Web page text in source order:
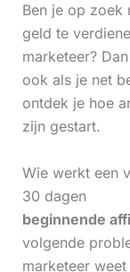
Ben je op zoek
geld te
marketeer?
ook als je net
ontdek je hoe
zijn gestart.
Wie werkt een
30 dagen
beginnende
volgende
marketeer